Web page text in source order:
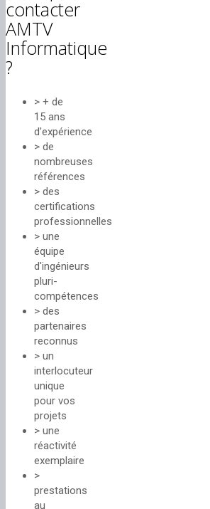
contacter
AMTV
Informatique
?
> + de
15 ans
d'expérience
> de
nombreuses
références
> des
certifications
professionnelles
> une
équipe
d'ingénieurs
pluri-
compétences
> des
partenaires
reconnus
> un
interlocuteur
unique
pour vos
projets
> une
réactivité
exemplaire
>
prestations
au